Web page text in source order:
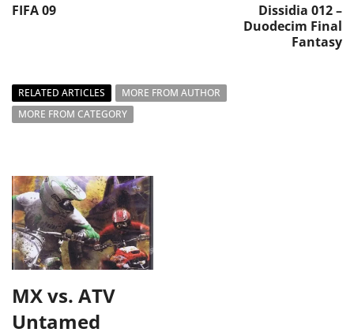
FIFA 09
Dissidia 012 –
Duodecim Final
Fantasy
RELATED ARTICLES
MORE FROM AUTHOR
MORE FROM CATEGORY
MX vs. ATV
Untamed